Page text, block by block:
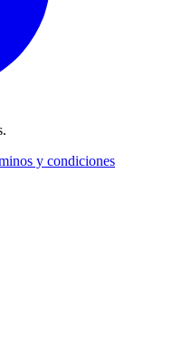
y condiciones